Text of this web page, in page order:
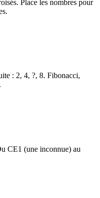
Place les nombres pour
: 2, 4, ?, 8. Fibonacci,
CE1 (une inconnue) au